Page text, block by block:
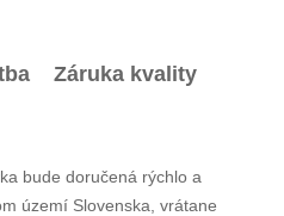
Záruka kvality
bude doručená rýchlo a
území Slovenska, vrátane